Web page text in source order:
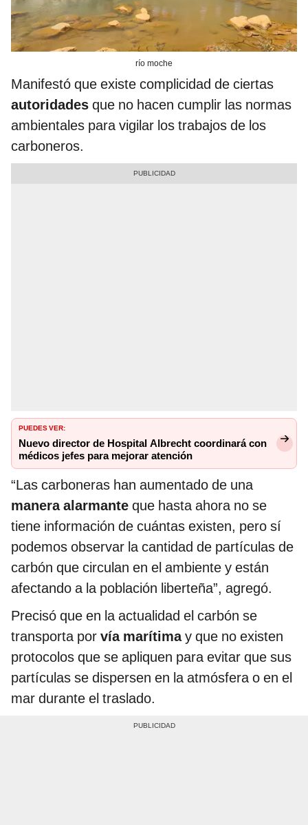
río moche
Manifestó que existe complicidad de ciertas
autoridades que no hacen cumplir las normas
ambientales para vigilar los trabajos de los
carboneros.
PUEDES VER:
Nuevo director de Hospital Albrecht coordinará con
médicos jefes para mejorar atención
“Las carboneras han aumentado de una
manera alarmante que hasta ahora no se
tiene información de cuántas existen, pero sí
podemos observar la cantidad de partículas de
carbón que circulan en el ambiente y están
afectando a la población liberteña”, agregó.
Precisó que en la actualidad el carbón se
transporta por vía marítimay que no existen
protocolos que se apliquen para evitar que sus
partículas se dispersen en la atmósfera o en el
mar durante el traslado.